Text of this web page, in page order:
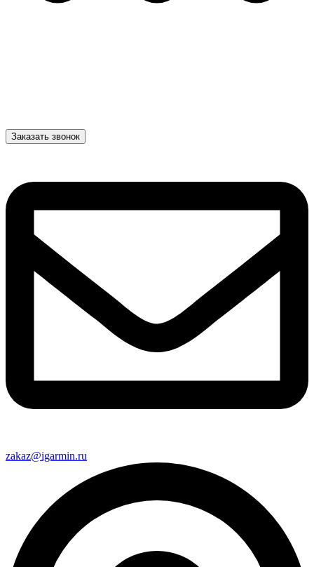
Заказать звонок
zakaz@igarmin.ru